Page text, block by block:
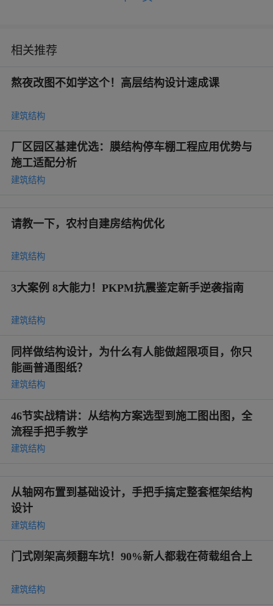
相关推荐
熬夜改图不如学这个！高层结构设计速成课
建筑结构
厂区园区基建优选：膜结构停车棚工程应用优势与
施工适配分析
建筑结构
请教一下，农村自建房结构优化
建筑结构
3大案例 8大能力！PKPM抗震鉴定新手逆袭指南
建筑结构
同样做结构设计，为什么有人能做超限项目，你只
能画普通图纸？
建筑结构
46节实战精讲：从结构方案选型到施工图出图，全
流程手把手教学
建筑结构
从轴网布置到基础设计，手把手搞定整套框架结构
设计
建筑结构
门式刚架高频翻车坑！90%新人都栽在荷载组合上
建筑结构